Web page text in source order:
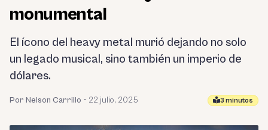
monumental
El ícono del heavy metal murió dejando no solo
un legado musical, sino también un imperio de
dólares.
Por Nelson Carrillo • 22 julio, 2025 3 minutos